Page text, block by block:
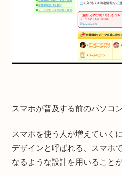
スマホが普及する前のパソコ
スマホを使う人が増えていく
デザインと呼ばれる、スマホ
なるような設計を用いること